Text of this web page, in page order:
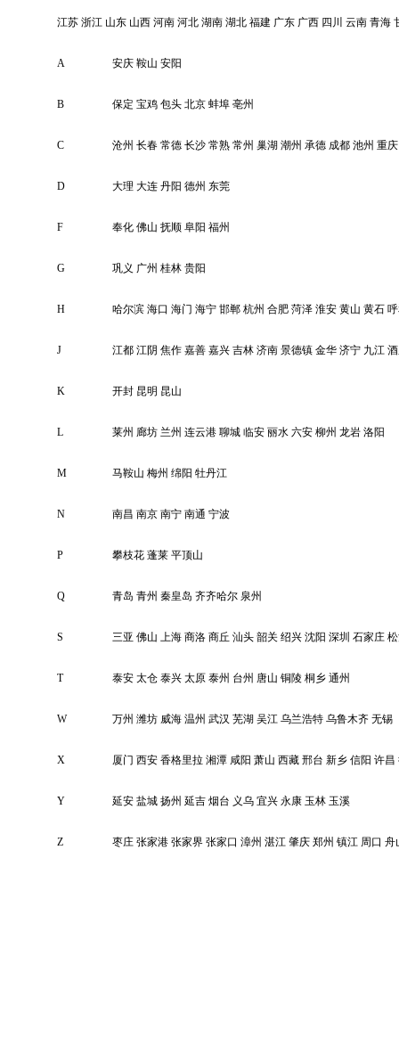
江苏 浙江 山东 山西 河南 河北 湖南 湖北 福建 广东 广西 四川 云南 青海
A 安庆 鞍山 安阳
B 保定 宝鸡 包头 北京 蚌埠 亳州
C 沧州 长春 常德 长沙 常熟 常州 巢湖 潮州 承德 成都 池州 重庆
D 大理 大连 丹阳 德州 东莞
F 奉化 佛山 抚顺 阜阳 福州
G 巩义 广州 桂林 贵阳
H 哈尔滨 海口 海门 海宁 邯郸 杭州 合肥 菏泽 淮安 黄山 黄石
J 江都 江阴 焦作 嘉善 嘉兴 吉林 济南 景德镇 金华 济宁 九江
K 开封 昆明 昆山
L 莱州 廊坊 兰州 连云港 聊城 临安 丽水 六安 柳州 龙岩 洛阳
M 马鞍山 梅州 绵阳 牡丹江
N 南昌 南京 南宁 南通 宁波
P 攀枝花 蓬莱 平顶山
Q 青岛 青州 秦皇岛 齐齐哈尔 泉州
S 三亚 佛山 上海 商洛 商丘 汕头 韶关 绍兴 沈阳 深圳 石家庄
T 泰安 太仓 泰兴 太原 泰州 台州 唐山 铜陵 桐乡 通州
W 万州 潍坊 威海 温州 武汉 芜湖 吴江 乌兰浩特 乌鲁木齐 无锡
X 厦门 西安 香格里拉 湘潭 咸阳 萧山 西藏 邢台 新乡 信阳 许昌
Y 延安 盐城 扬州 延吉 烟台 义乌 宜兴 永康 玉林 玉溪
Z 枣庄 张家港 张家界 张家口 漳州 湛江 肇庆 郑州 镇江 周口 舟